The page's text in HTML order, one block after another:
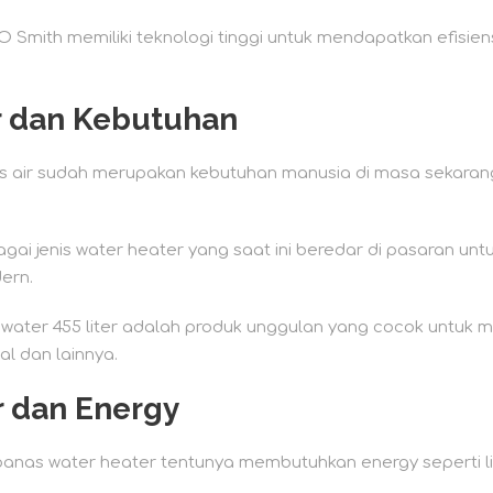
Smith memiliki teknologi tinggi untuk mendapatkan
Kebutuhan
air sudah merupakan kebutuhan manusia di masa
jenis water heater yang saat ini beredar di pasaran
455 liter adalah produk unggulan yang cocok untuk
dan lainnya.
dan Energy
water heater tentunya membutuhkan energy seperti